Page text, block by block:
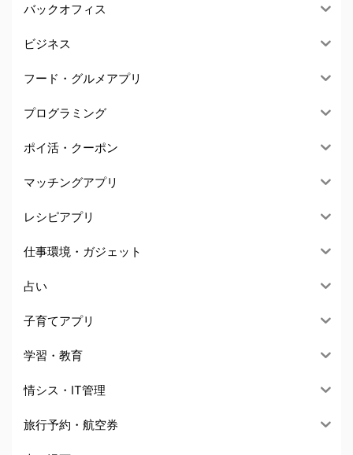
バックオフィス
ビジネス
フード・グルメアプリ
プログラミング
ポイ活・クーポン
マッチングアプリ
レシピアプリ
仕事環境・ガジェット
占い
子育てアプリ
学習・教育
情シス・IT管理
旅行予約・航空券